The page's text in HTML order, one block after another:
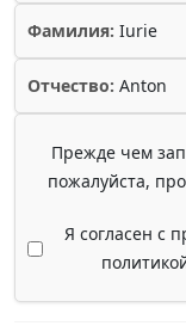
Фамилия: Iurie
Отчество: Anton
Прежде чем
пожалуйста,
Я согласен с